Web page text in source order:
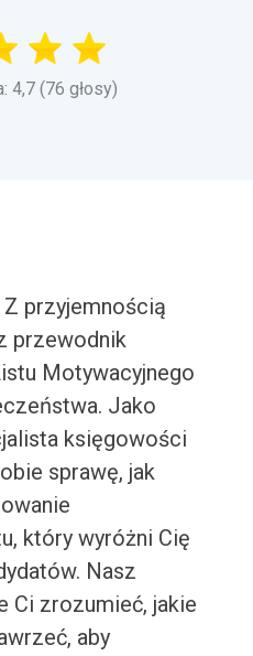
4,7 (76 głosy)
przyjemnością
przewodnik
Motywacyjnego
Jako
księgowości
sprawę, jak
który wyróżni Cię
Nasz
Ci zrozumieć, jakie
aby